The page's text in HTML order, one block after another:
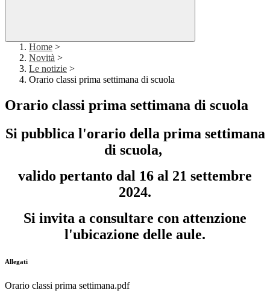
Home >
Novità >
Le notizie >
Orario classi prima settimana di scuola
Orario classi prima settimana di scuola
Si pubblica l'orario della prima settimana
di scuola,
valido pertanto dal 16 al 21 settembre
2024.
Si invita a consultare con attenzione
l'ubicazione delle aule.
Allegati
Orario classi prima settimana.pdf